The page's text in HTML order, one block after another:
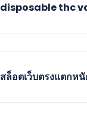
disposable thc
สล็อตเว็บตรงแตกห